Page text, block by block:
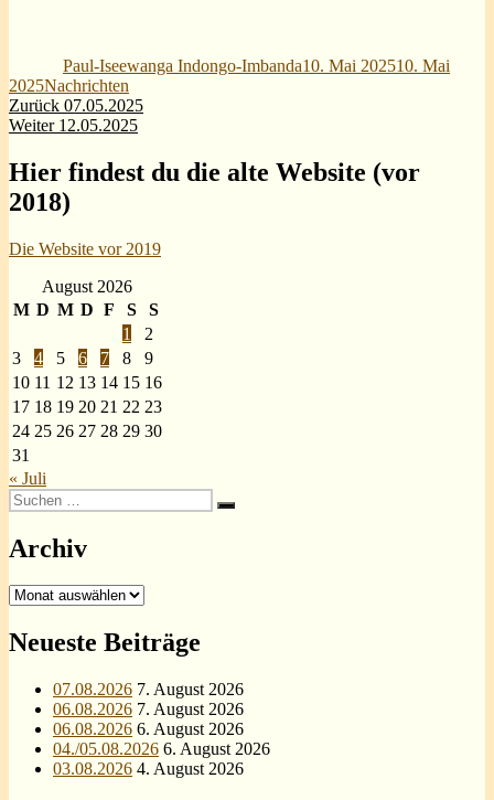
Paul-Iseewanga Indongo-Imbanda10. Mai 202510. Mai
2025Kategorien
Nachrichten
Beitragsnavigation
Zurück Vorheriger
Beitrag:
07.05.2025
Weiter Nächster
12.05.2025
Hier findest du die alte Website (vor
2018)
Die Website vor 2019
August 2026
M D M D F S
S
1
2
3
4 5 6 7 8
9
10 11 12 13 14 15 16
17 18 19 20 21 22 23
24 25 26 27 28 29 30
31
« Juli
Suchen
nach:
Suchen
Archiv
Archiv
Neueste Beiträge
07.08.2026 7. August 2026
06.08.2026 7. August 2026
06.08.2026 6. August 2026
04./05.08.2026 6. August 2026
03.08.2026 4. August 2026